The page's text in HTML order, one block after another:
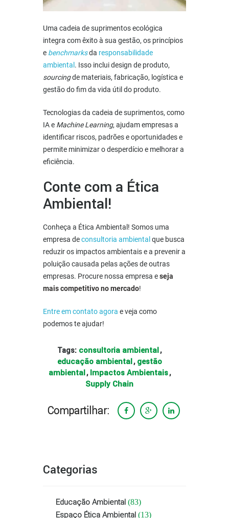
Uma cadeia de suprimentos ecológica
integra com êxito à sua gestão, os princípios
e benchmarksda responsabilidade
ambiental . Isso inclui design de produto,
sourcingde materiais, fabricação, logística e
gestão do fim da vida útil do produto.
Tecnologias da cadeia de suprimentos, como
IA e Machine Learning, ajudam empresas a
identificar riscos, padrões e oportunidades e
permite minimizar o desperdício e melhorar a
eficiência.
Conte com a Ética
Ambiental!
Conheça a Ética Ambiental! Somos uma
empresa deconsultoria ambientalque busca
reduzir os impactos ambientais e a prevenir a
poluição causada pelas ações de outras
empresas. Procure nossa empresa eseja
mais competitivo no mercado!
Entre em contato agora e veja como
podemos te ajudar!
Tags: consultoria ambiental,
educação ambiental, gestão
ambiental, Impactos Ambientais,
Supply Chain
Compartilhar:
Categorias
Educação Ambiental (83)
Espaço Ética Ambiental (13)